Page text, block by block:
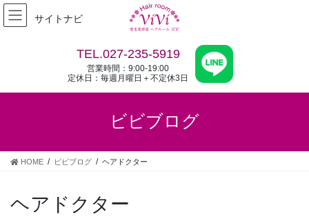
コ
ン
ス
ナ
ビ
ン
サイトナビ
TEL.027-235-5919
営業時間：9:00-19:00
定休日：毎週月曜日＋不定休3日
ビビブログ
HOME ビビブログ ヘアドクター
ヘアドクター